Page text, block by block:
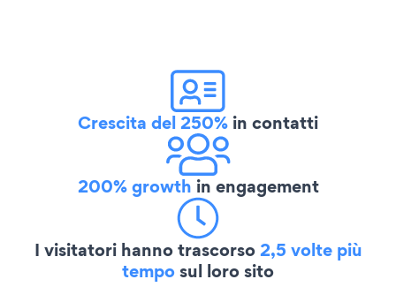
Crescita del 250% in contatti
200% growth in engagement
I visitatori hanno trascorso2,5 volte più
temposul loro sito